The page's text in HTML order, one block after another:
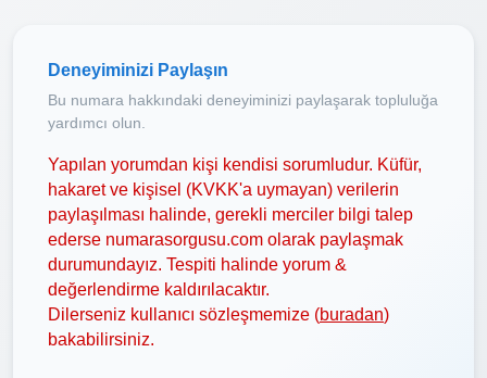
Deneyiminizi Paylaşın
Bu numara hakkındaki deneyiminizi paylaşarak topluluğa
yardımcı olun.
Yapılan yorumdan kişi kendisi sorumludur. Küfür,
hakaret ve kişisel (KVKK'a uymayan) verilerin
paylaşılması halinde, gerekli merciler bilgi talep
ederse numarasorgusu.com olarak paylaşmak
durumundayız. Tespiti halinde yorum &
değerlendirme kaldırılacaktır.
Dilerseniz kullanıcı sözleşmemize (buradan)
bakabilirsiniz.